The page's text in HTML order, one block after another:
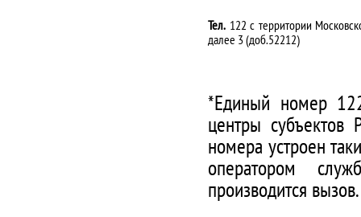
Тел. 122 с территории
далее 3 (доб.52212)
*Единый номер
центры субъектов
номера устроен
оператором
производится вызов.